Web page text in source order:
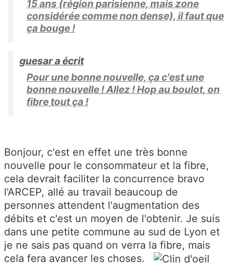
15 ans (région parisienne, mais zone
considérée comme non dense), il faut que
ça bouge !
guesar a écrit
Pour une bonne nouvelle, ça c'est une
bonne nouvelle ! Allez ! Hop au boulot, on
fibre tout ça !
Bonjour, c'est en effet une très bonne
nouvelle pour le consommateur et la fibre,
cela devrait faciliter la concurrence bravo
l'ARCEP, allé au travail beaucoup de
personnes attendent l'augmentation des
débits et c'est un moyen de l'obtenir. Je suis
dans une petite commune au sud de Lyon et
je ne sais pas quand on verra la fibre, mais
cela fera avancer les choses.